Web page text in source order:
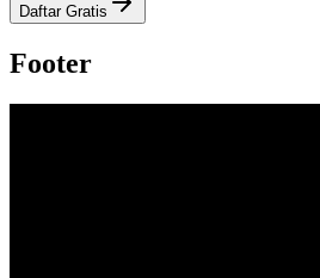
Daftar Gratis
Footer